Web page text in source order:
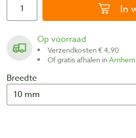
In
Op voorraad
Verzendkosten € 4,90
Of gratis afhalen inArnhem
Breedte